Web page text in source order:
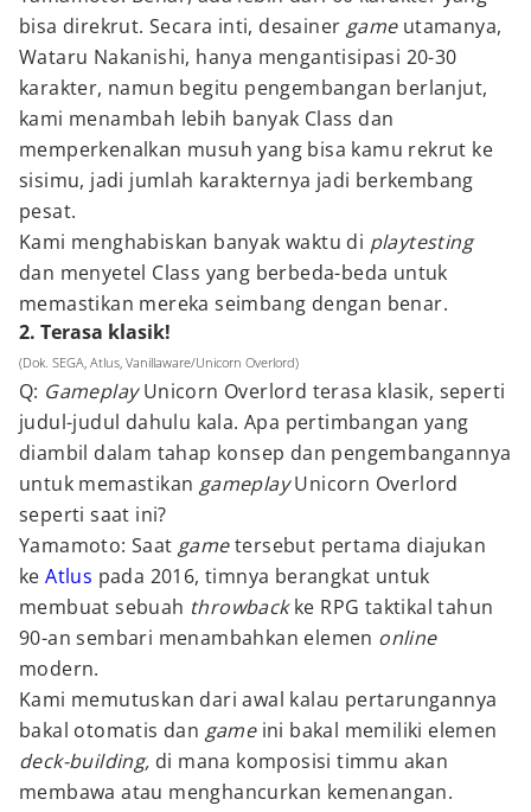
bisa direkrut. Secara inti, desainer game utamanya,
Wataru Nakanishi, hanya mengantisipasi 20-30
karakter, namun begitu pengembangan berlanjut,
kami menambah lebih banyak Class dan
memperkenalkan musuh yang bisa kamu rekrut ke
sisimu, jadi jumlah karakternya jadi berkembang
pesat.
Kami menghabiskan banyak waktu di playtesting
dan menyetel Class yang berbeda-beda untuk
memastikan mereka seimbang dengan benar.
2. Terasa klasik!
(Dok. SEGA, Atlus, Vanillaware/Unicorn Overlord)
Q: GameplayUnicorn Overlord terasa klasik, seperti
judul-judul dahulu kala. Apa pertimbangan yang
diambil dalam tahap konsep dan pengembangannya
untuk memastikan gameplayUnicorn Overlord
seperti saat ini?
Yamamoto: Saat gametersebut pertama diajukan
keAtlus pada 2016, timnya berangkat untuk
membuat sebuah throwbackke RPG taktikal tahun
90-an sembari menambahkan elemen online
modern.
Kami memutuskan dari awal kalau pertarungannya
bakal otomatis dan game ini bakal memiliki elemen
deck-building, di mana komposisi timmu akan
membawa atau menghancurkan kemenangan.